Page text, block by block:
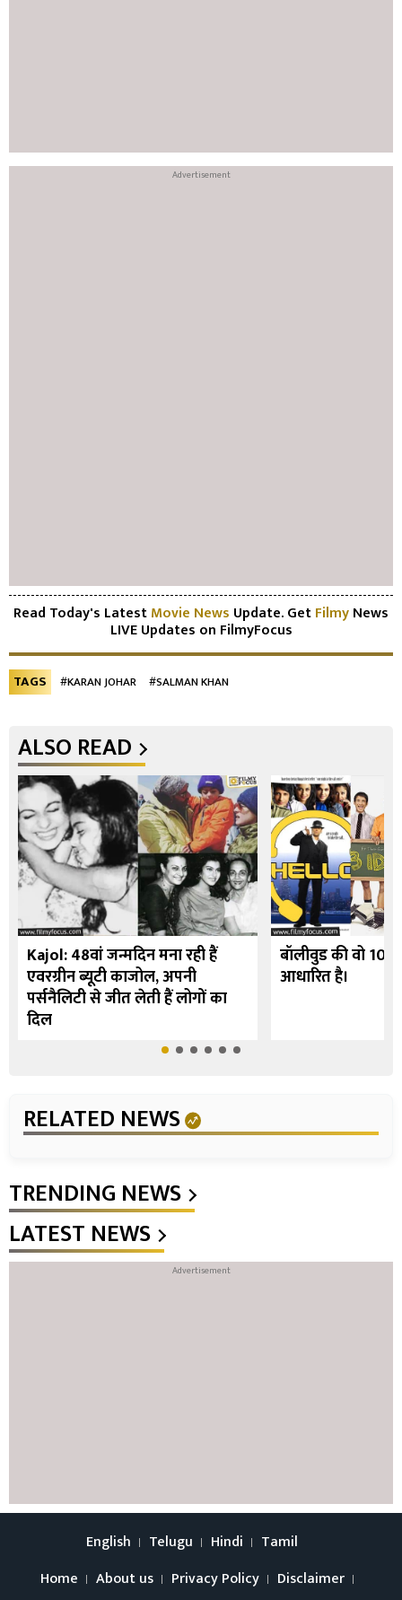
Read Today's LatestMovie News Update. GetFilmyNews
LIVE Updates on FilmyFocus
TAGS #KARAN JOHAR #SALMAN KHAN
ALSO READ
Kajol: 48वां जन्मदिन मना रही हैं
एवरग्रीन ब्यूटी काजोल, अपनी
पर्सनैलिटी से जीत लेती हैं लोगों का
दिल
बॉलीवुड की वो 10
आधारित है।
RELATED NEWS
TRENDING NEWS
LATEST NEWS
English Telugu Hindi
Tamil
Home
About us Privacy Policy
Disclaimer